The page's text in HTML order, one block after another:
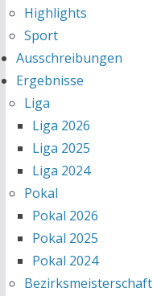
Highlights
Sport
Ausschreibungen
Ergebnisse
Liga
Liga 2026
Liga 2025
Liga 2024
Pokal
Pokal 2026
Pokal 2025
Pokal 2024
Bezirksmeisterschaft